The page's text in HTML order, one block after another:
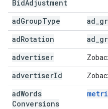
BidAdjustment
adGroupType ad
adRotation ad
advertiser
advertiserId
adWords
Conversions